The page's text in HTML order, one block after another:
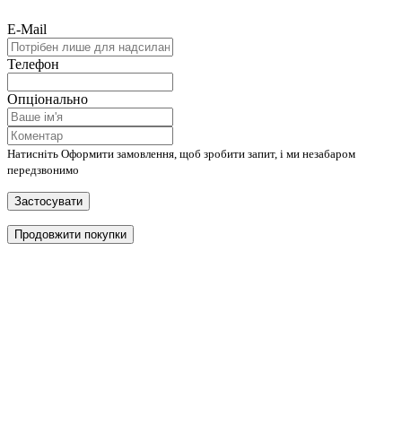
E-Mail
Телефон
Опціонально
Натисніть Оформити замовлення, щоб зробити запит, і ми незабаром
передзвонимо
Застосувати
Продовжити покупки